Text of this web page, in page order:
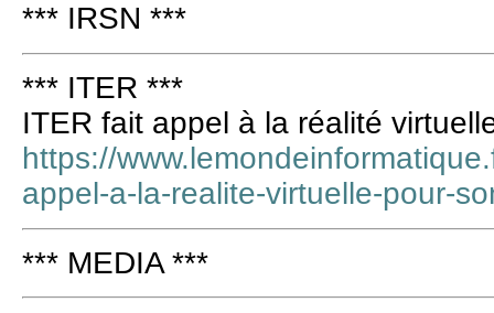
*** IRSN ***
*** ITER ***
ITER fait appel à la réalité
https://
appel-a-la-realite-virtuelle-pour-
*** MEDIA ***